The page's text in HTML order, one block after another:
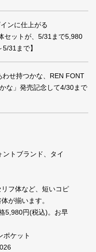
ンに仕上がる
セットが、5/31まで5,980
31まで】
せ持つかな、REN FONT
な」発売記念して4/30まで
トブランド、タイ
フ体など、短いコピ
が揃います。
5,980円(税込)。お早
ケット